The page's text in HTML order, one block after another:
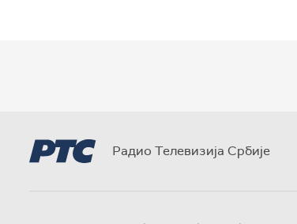
Радио Телевизија Србије